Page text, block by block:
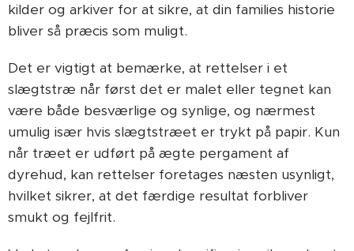
kilder og arkiver for at sikre, at din families historie
bliver så præcis som muligt.
Det er vigtigt at bemærke, at rettelser i et
slægtstræ når først det er malet eller tegnet kan
være både besværlige og synlige, og nærmest
umulig især hvis slægtstræet er trykt på papir. Kun
når træet er udført på ægte pergament af
dyrehud, kan rettelser foretages næsten usynligt,
hvilket sikrer, at det færdige resultat forbliver
smukt og fejlfrit.